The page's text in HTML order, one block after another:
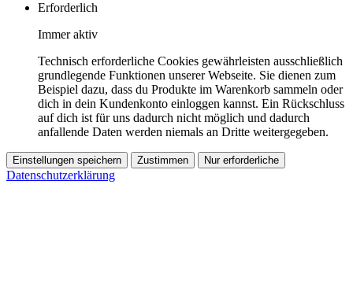
Erforderlich
Immer aktiv
Technisch erforderliche Cookies gewährleisten ausschließlich
grundlegende Funktionen unserer Webseite. Sie dienen zum
Beispiel dazu, dass du Produkte im Warenkorb sammeln oder
dich in dein Kundenkonto einloggen kannst. Ein Rückschluss
auf dich ist für uns dadurch nicht möglich und dadurch
anfallende Daten werden niemals an Dritte weitergegeben.
Einstellungen speichern Zustimmen Nur erforderliche
Datenschutzerklärung